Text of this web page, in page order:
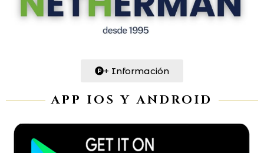
+ Información
APP IOS Y ANDROID